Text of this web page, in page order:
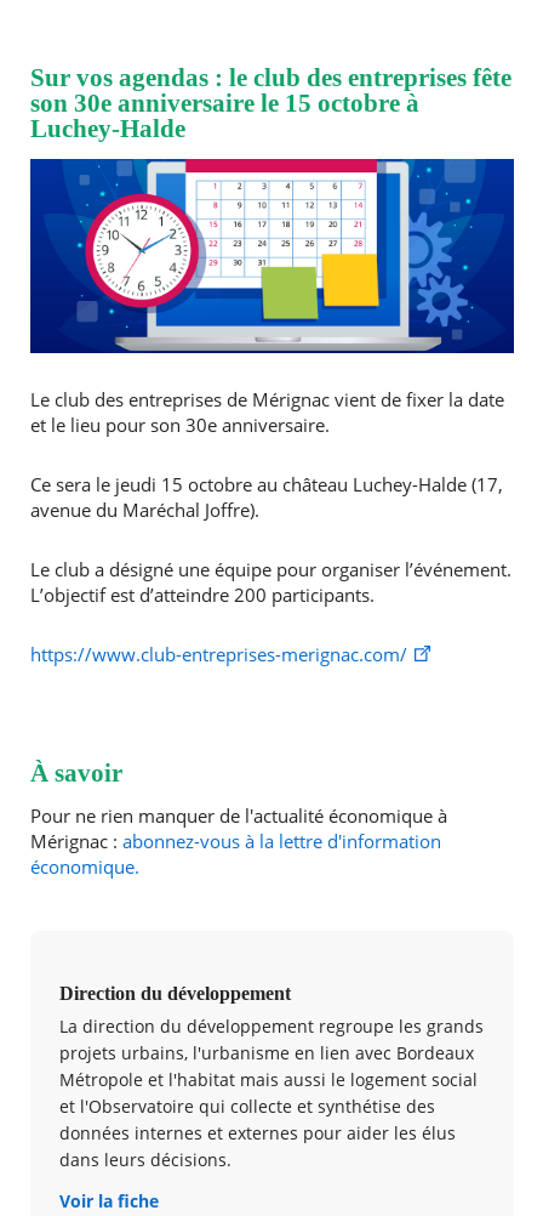
Sur vos agendas : le club des entreprises fête
son 30e anniversaire le 15 octobre à
Luchey-Halde
Le club des entreprises de Mérignac vient de fixer la date
et le lieu pour son 30e anniversaire.
Ce sera le jeudi 15 octobre au château Luchey-Halde (17,
avenue du Maréchal Joffre).
Le club a désigné une équipe pour organiser l’événement.
L’objectif est d’atteindre 200 participants.
https://www.club-entreprises-merignac.com/
À savoir
Pour ne rien manquer de l'actualité économique à
Mérignac : abonnez-vous à la lettre d'information
économique.
Direction du développement
La direction du développement regroupe les grands
projets urbains, l'urbanisme en lien avec Bordeaux
Métropole et l'habitat mais aussi le logement social
et l'Observatoire qui collecte et synthétise des
données internes et externes pour aider les élus
dans leurs décisions.
Voir la fiche